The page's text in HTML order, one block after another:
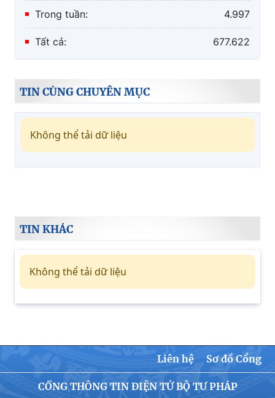
Trong tuần: 4.997
Tất cả: 677.622
TIN CÙNG CHUYÊN MỤC
Không thể tải dữ liệu
TIN KHÁC
Không thể tải dữ liệu
Liên hệ Sơ đồ Cổng
CỔNG THÔNG TIN ĐIỆN TỬ BỘ TƯ PHÁP